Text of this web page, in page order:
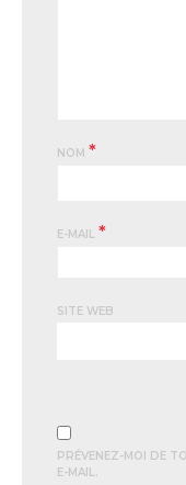
NOM *
E-MAIL *
SITE WEB
PRÉVENEZ-MOI DE
E-MAIL.